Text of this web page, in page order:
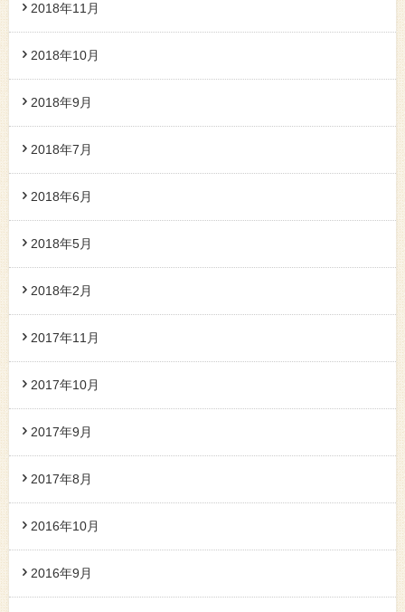
2018年11月
2018年10月
2018年9月
2018年7月
2018年6月
2018年5月
2018年2月
2017年11月
2017年10月
2017年9月
2017年8月
2016年10月
2016年9月